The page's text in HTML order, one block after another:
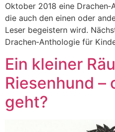
Oktober 2018 eine
die auch den einen oder
Leser begeistern wird.
Drachen‑Anthologie für
Ein kleiner
Riesenhund –
geht?